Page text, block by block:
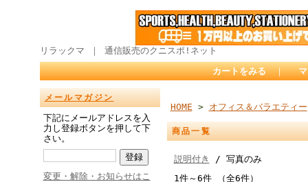
リラックマ ｜ 通信販売のクニスポ!ネット
カートをみる ｜
メールマガジン
下記にメールアドレスを入
力し登録ボタンを押して下
さい。
変更・解除・お知らせはこ
HOME > オフィス＆バラエティー
商品一覧
説明付き
/ 写真のみ
1件～6件 （全6件）